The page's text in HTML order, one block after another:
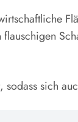
sich